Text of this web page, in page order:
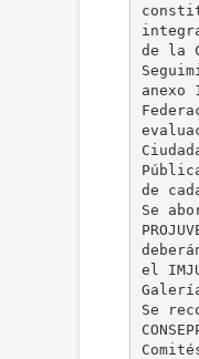
de la
anexo
de
Se
el
Se